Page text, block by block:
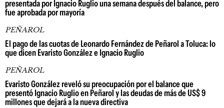
presentada por Ignacio Ruglio una semana después del balance, pero
fue aprobada por mayoría
PEÑAROL
El pago de las cuotas de Leonardo Fernández de Peñarol a Toluca: lo
que dicen Evaristo González e Ignacio Ruglio
PEÑAROL
Evaristo González reveló su preocupación por el balance que
presentó Ignacio Ruglio en Peñarol y las deudas de más de US$ 9
millones que dejará a la nueva directiva